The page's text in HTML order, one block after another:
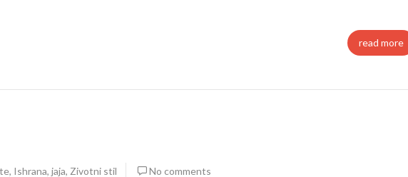
read more
, Ishrana, jaja, Zivotni stil No comments